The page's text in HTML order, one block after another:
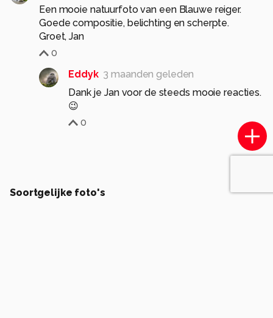
Een mooie natuurfoto van een Blauwe reiger.
Goede compositie, belichting en scherpte.
Groet, Jan
0
Eddyk 3 maanden geleden
Dank je Jan voor de steeds mooie reacties.
😉
0
Soortgelijke foto's